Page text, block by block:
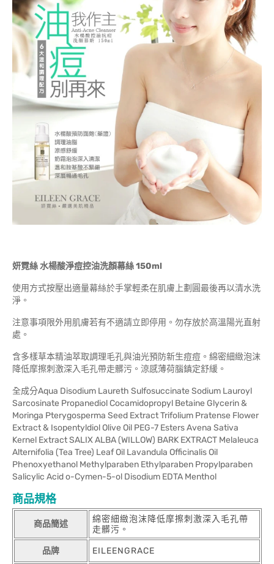
妍霓絲水楊酸淨痘控油洗顏幕絲150ml
使用方式按壓出適量幕絲於手掌輕柔在肌膚上劃圓最後再以清水洗
淨。
注意事項限外用肌膚若有不適請立即停用。勿存放於高溫陽光直射
處。
含多樣草本精油萃取調理毛孔與油光預防新生痘痘。綿密細緻泡沫
降低摩擦刺激深入毛孔帶走髒污。涼感薄荷腦鎮定舒緩。
全成分Aqua Disodium Laureth Sulfosuccinate Sodium Lauroyl
Sarcosinate Propanediol Cocamidopropyl Betaine Glycerin &
Moringa Pterygosperma Seed Extract Trifolium Pratense Flower
Extract & Isopentyldiol Olive Oil PEG-7 Esters Avena Sativa
Kernel Extract SALIX ALBA (WILLOW) BARK EXTRACT Melaleuca
Alternifolia (Tea Tree) Leaf Oil Lavandula Officinalis Oil
Phenoxyethanol Methylparaben Ethylparaben Propylparaben
Salicylic Acid o-Cymen-5-ol Disodium EDTA Menthol
商品規格
商品簡述
綿密細緻泡沫降低摩擦刺激深入毛孔帶
走髒污。
品牌 EILEENGRACE